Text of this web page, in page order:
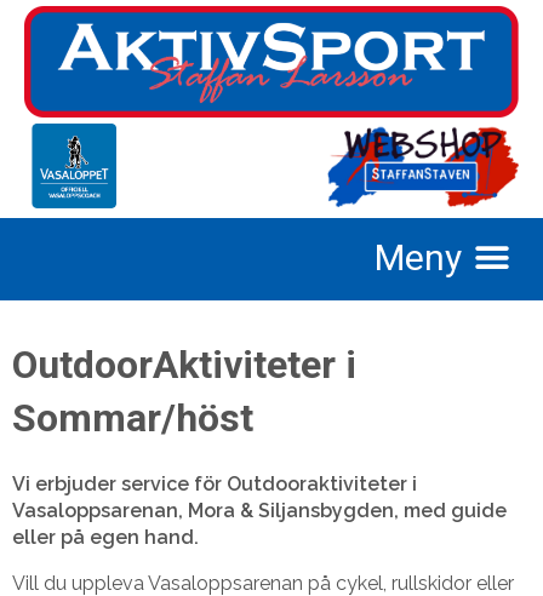
OutdoorAktiviteter i
Sommar/höst
Vi erbjuder service för Outdooraktiviteter i
Vasaloppsarenan, Mora & Siljansbygden, med guide
eller på egen hand.
Vill du uppleva Vasaloppsarenan på cykel, rullskidor eller